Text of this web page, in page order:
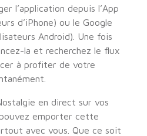
l’application depuis l’App
d’iPhone) ou le Google
Android). Une fois
la et recherchez le flux
à profiter de votre
en direct sur vos
emporter cette
avec vous. Que ce soit